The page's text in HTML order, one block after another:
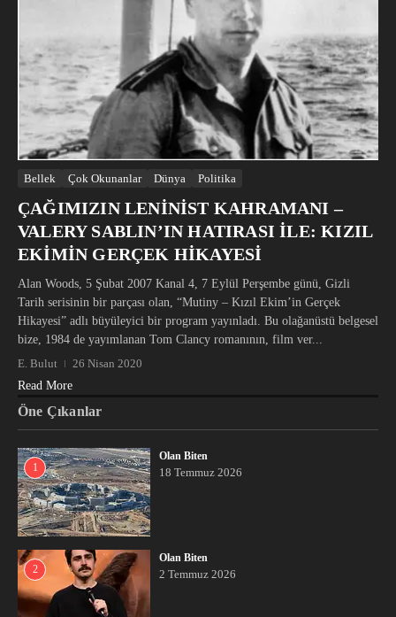
Bellek Çok Okunanlar Dünya Politika
ÇAĞIMIZIN LENİNİST KAHRAMANI –
VALERY SABLIN’IN HATIRASI İLE: KIZIL
EKİMİN GERÇEK HİKAYESİ
Alan Woods, 5 Şubat 2007 Kanal 4, 7 Eylül Perşembe günü, Gizli
Tarih serisinin bir parçası olan, “Mutiny – Kızıl Ekim’in Gerçek
Hikayesi” adlı büyüleyici bir program yayınladı. Bu olağanüstü belgesel
bize, 1984 de yayımlanan Tom Clancy romanının, film ver...
E. Bulut
26 Nisan 2020
Read More
Öne Çıkanlar
1
Olan Biten
18 Temmuz 2026
2
Olan Biten
2 Temmuz 2026